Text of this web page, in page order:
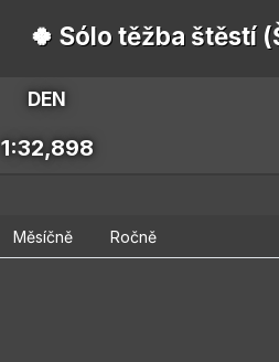
🍀 Sólo těžba štěstí
DEN
1:32,898
Měsíčně Ročně